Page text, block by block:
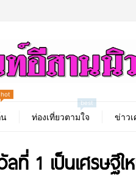
hot
ท่องเที่ยวตามใจ
best
ข่าว
1 เป็นเศรษฐี